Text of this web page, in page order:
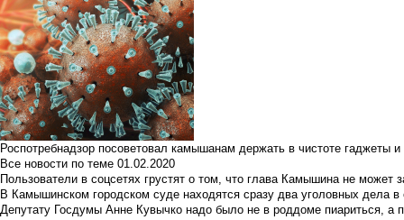
Роспотребнадзор посоветовал камышанам держать в чистоте гаджеты
Все новости по теме 01.02.2020
Пользователи в соцсетях грустят о том, что глава Камышина не может
В Камышинском городском суде находятся сразу два уголовных дела
Депутату Госдумы Анне Кувычко надо было не в роддоме пиариться, а